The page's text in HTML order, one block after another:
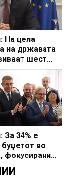
На цела
на државата
шест
делници
За 34% е
во
фокусирани
на